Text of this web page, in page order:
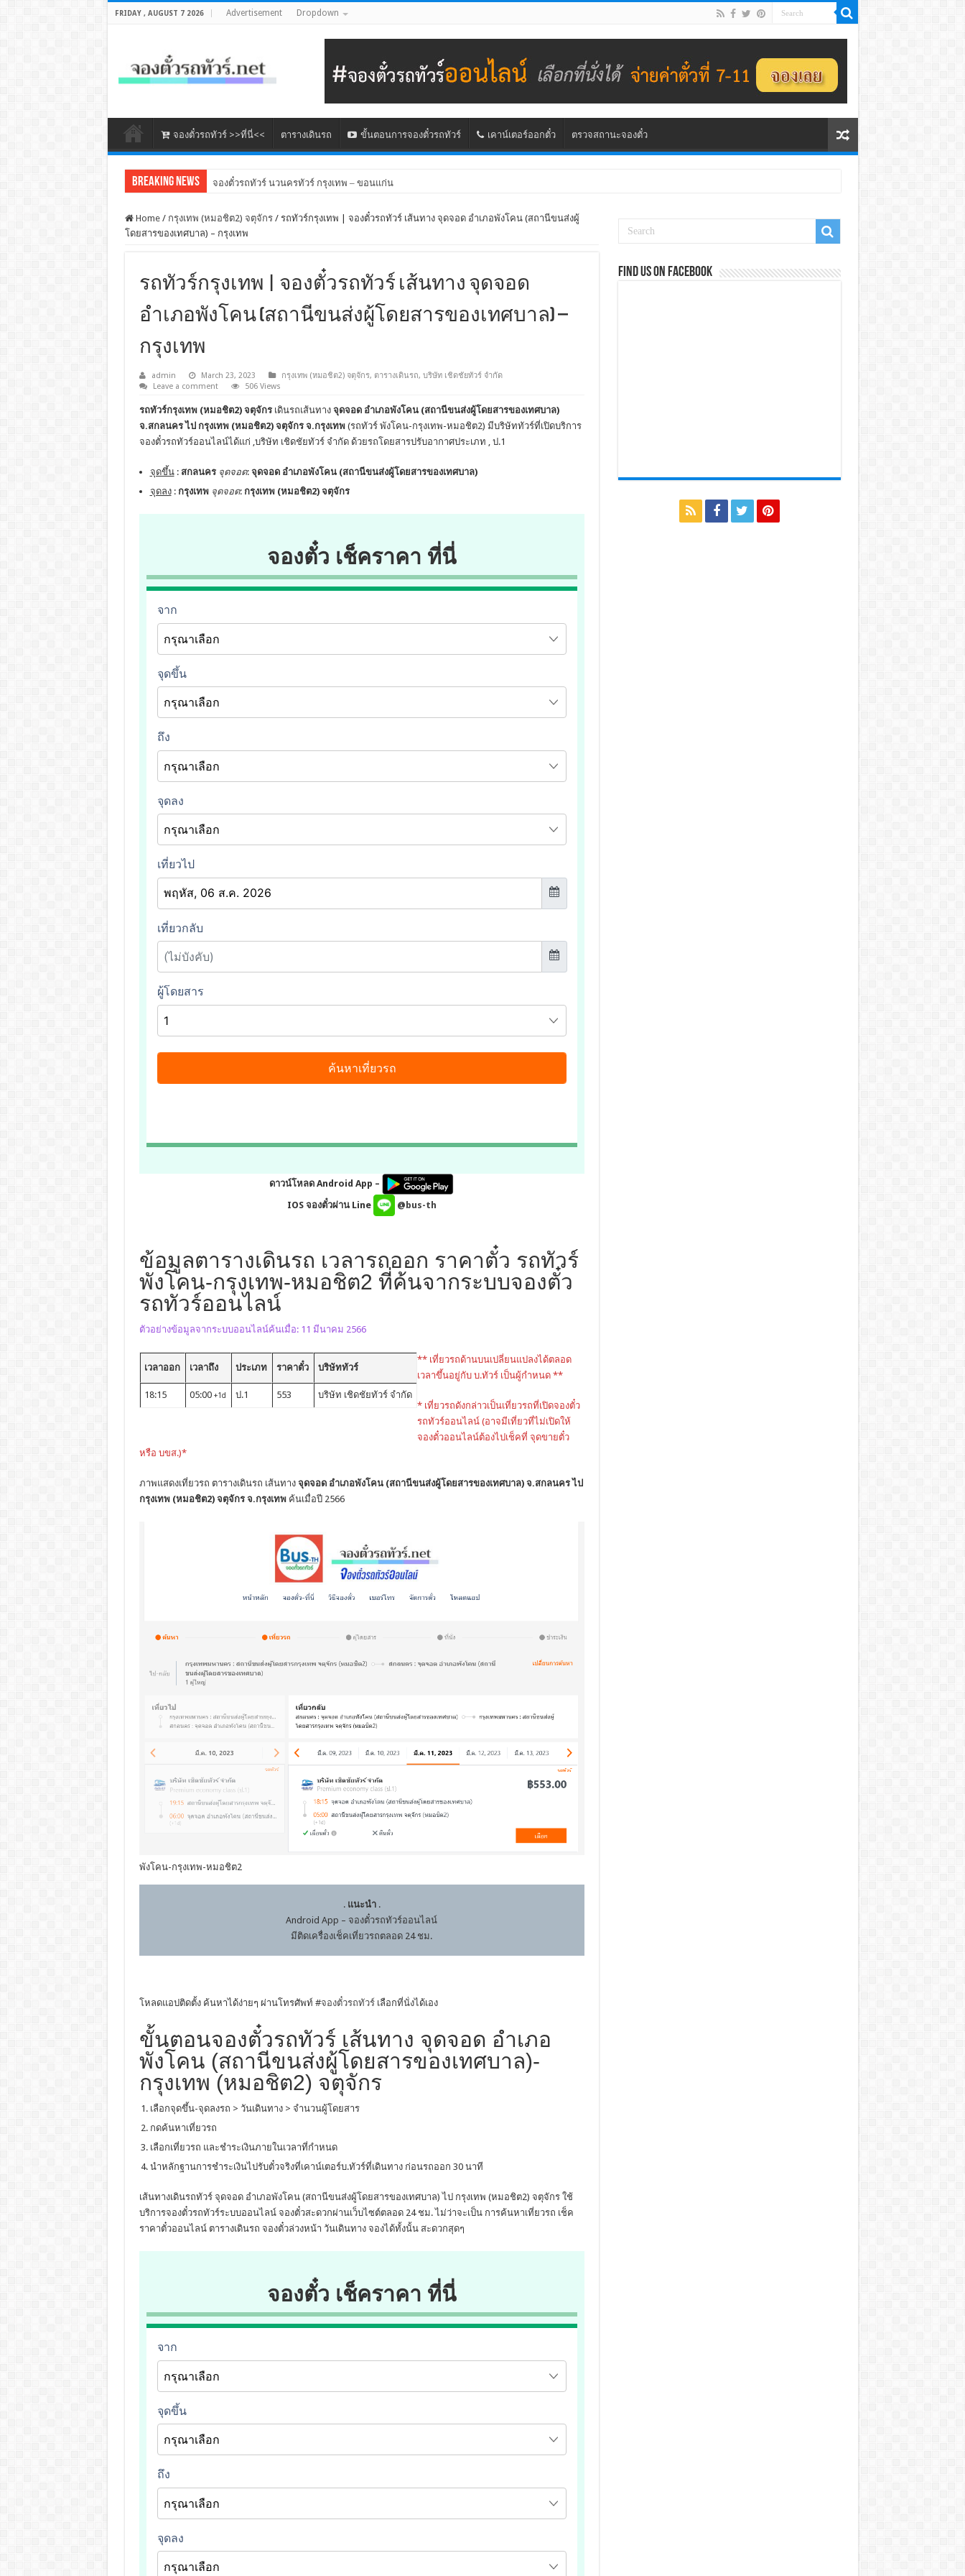
FRIDAY , AUGUST 7 2026 Advertisement Dropdown
จองตั๋วรถทัวร์ >>ที่นี่<< ตารางเดินรถ ขั้นตอนการจองตั๋วรถทัวร์ เคาน์เตอร์ออกตั๋ว ตรวจสถานะจองตั๋ว
Breaking News จองตั๋วรถทัวร์ นวนครทัวร์ กรุงเทพ – ขอนแก่น
จองตั๋วรถทัวร์ แอร์ชัยภูมิ (กรุงเทพ – ชัยภูมิ)
Home / กรุงเทพ (หมอชิต2) จตุจักร / รถทัวร์กรุงเทพ | จองตั๋วรถทัวร์ เส้นทาง จุดจอด อำเภอพังโคน (สถานีขนส่งผู้
โดยสารของเทศบาล) – กรุงเทพ
รถทัวร์กรุงเทพ | จองตั๋วรถทัวร์ เส้นทาง จุดจอด
อำเภอพังโคน (สถานีขนส่งผู้โดยสารของเทศบาล) –
กรุงเทพ
admin March 23, 2023 กรุงเทพ (หมอชิต2) จตุจักร, ตารางเดินรถ, บริษัท เชิดชัยทัวร์ จำกัด
Leave a comment
506 Views
รถทัวร์กรุงเทพ (หมอชิต2) จตุจักรเดินรถเส้นทาง จุดจอด อำเภอพังโคน (สถานีขนส่งผู้โดยสารของเทศบาล)
จ.สกลนคร ไป กรุงเทพ (หมอชิต2) จตุจักร จ.กรุงเทพ(รถทัวร์ พังโคน-กรุงเทพ-หมอชิต2) มีบริษัททัวร์ที่เปิดบริการ
จองตั๋วรถทัวร์ออนไลน์ได้แก่ ,บริษัท เชิดชัยทัวร์ จำกัด ด้วยรถโดยสารปรับอากาศประเภท , ป.1
จุดขึ้น: สกลนคร จุดจอด: จุดจอด อำเภอพังโคน (สถานีขนส่งผู้โดยสารของเทศบาล)
จุดลง: กรุงเทพ จุดจอด: กรุงเทพ (หมอชิต2) จตุจักร
จองตั๋ว เช็คราคา ที่นี่
ดาวน์โหลด Android App –
IOS จองตั๋วผ่าน Line
@bus-th
ข้อมูลตารางเดินรถ เวลารถออก ราคาตั๋ว รถทัวร์
พังโคน-กรุงเทพ-หมอชิต2 ที่ค้นจากระบบจองตั๋ว
รถทัวร์ออนไลน์
ตัวอย่างข้อมูลจากระบบออนไลน์ค้นเมื่อ: 11 มีนาคม 2566
เวลาออก เวลาถึง ประเภท ราคาตั๋ว บริษัททัวร์
18:15 05:00 +1d ป.1 553 บริษัท เชิดชัยทัวร์ จำกัด
** เที่ยวรถด้านบนเปลี่ยนแปลงได้ตลอด
เวลาขึ้นอยู่กับ บ.ทัวร์ เป็นผู้กำหนด **
* เที่ยวรถดังกล่าวเป็นเที่ยวรถที่เปิดจองตั๋ว
รถทัวร์ออนไลน์ (อาจมีเที่ยวที่ไม่เปิดให้
จองตั๋วออนไลน์ต้องไปเช็คที่ จุดขายตั๋ว
หรือ บขส.)*
ภาพแสดงเที่ยวรถ ตารางเดินรถ เส้นทาง จุดจอด อำเภอพังโคน (สถานีขนส่งผู้โดยสารของเทศบาล) จ.สกลนคร ไป
กรุงเทพ (หมอชิต2) จตุจักร จ.กรุงเทพค้นเมื่อปี 2566
พังโคน-กรุงเทพ-หมอชิต2
. แนะนำ.
Android App – จองตั๋วรถทัวร์ออนไลน์
มีติดเครื่องเช็คเที่ยวรถตลอด 24 ชม.
โหลดแอปติดตั้ง ค้นหาได้ง่ายๆ ผ่านโทรศัพท์ #จองตั๋วรถทัวร์เลือกที่นั่งได้เอง
ขั้นตอนจองตั๋วรถทัวร์ เส้นทาง จุดจอด อำเภอ
พังโคน (สถานีขนส่งผู้โดยสารของเทศบาล)-
กรุงเทพ (หมอชิต2) จตุจักร
เลือกจุดขึ้น-จุดลงรถ > วันเดินทาง > จำนวนผู้โดยสาร
กดค้นหาเที่ยวรถ
เลือกเที่ยวรถ และชำระเงินภายในเวลาที่กำหนด
นำหลักฐานการชำระเงินไปรับตั๋วจริงที่เคาน์เตอร์บ.ทัวร์ที่เดินทาง ก่อนรถออก 30 นาที
เส้นทางเดินรถทัวร์ จุดจอด อำเภอพังโคน (สถานีขนส่งผู้โดยสารของเทศบาล) ไป กรุงเทพ (หมอชิต2) จตุจักร ใช้
บริการจองตั๋วรถทัวร์ระบบออนไลน์ จองตั๋วสะดวกผ่านเว็บไซต์ตลอด 24 ชม. ไม่ว่าจะเป็น การค้นหาเที่ยวรถ เช็ค
ราคาตั๋วออนไลน์ ตารางเดินรถ จองตั๋วล่วงหน้า วันเดินทาง จองได้ทั้งนั้น สะดวกสุดๆ
จองตั๋ว เช็คราคา ที่นี่
Find us on Facebook